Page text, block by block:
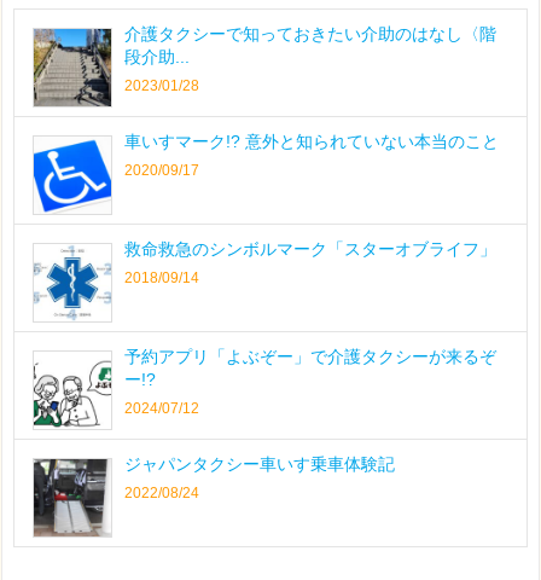
介護タクシーで知っておきたい介助のはなし〈階
段介助...
2023/01/28
車いすマーク!? 意外と知られていない本当のこと
2020/09/17
救命救急のシンボルマーク「スターオブライフ」
2018/09/14
予約アプリ「よぶぞー」で介護タクシーが来るぞ
ー!?
2024/07/12
ジャパンタクシー車いす乗車体験記
2022/08/24